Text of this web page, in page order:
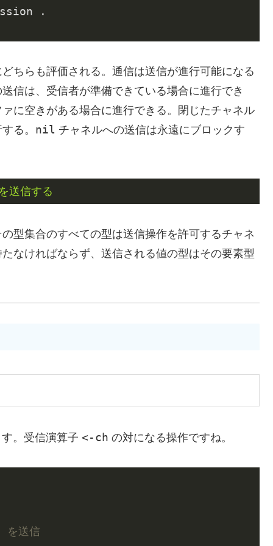
.
ちらも評価される。通信は送信が進行可能になる
信は、受信者が準備できている場合に進行でき
に空きがある場合に進行できる。閉じたチャネル
る。 nil チャネルへの送信は永遠にブロックす
送信する
型集合のすべての型は送信操作を許可するチャネ
なければならず、送信される値の型はその要素型
。受信演算子 <-ch の対になる操作ですね。
送信